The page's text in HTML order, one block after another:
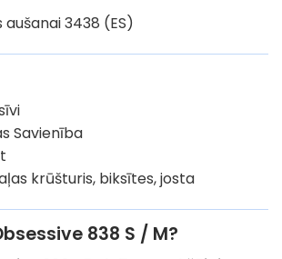
3438 (ES)
Savienība
krūšturis, biksītes, josta
838 S / M?